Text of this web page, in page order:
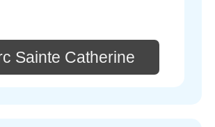
Sainte Catherine